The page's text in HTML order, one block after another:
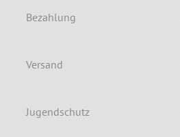
Bezahlung
Versand
Jugendschutz